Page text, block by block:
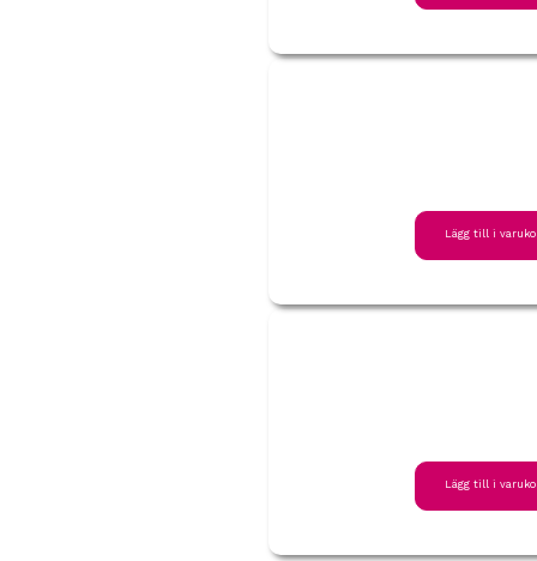
Lägg till i
Lägg till i